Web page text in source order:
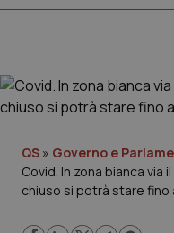
Governo e
Regioni e Asl
QS » Governo e
Covid. In zona bianca via
chiuso si potrà stare fino